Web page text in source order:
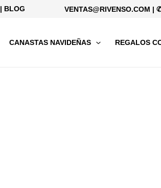
| BLOG VENTAS@RIVENSO.COM |
CANASTAS NAVIDEÑAS REGALOS